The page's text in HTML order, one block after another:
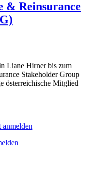
& Reinsurance
Liane Hirner bis zum
Stakeholder Group
österreichische Mitglied